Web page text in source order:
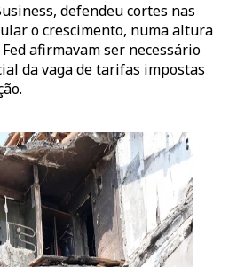
defendeu cortes nas
o crescimento, numa altura
afirmavam ser necessário
da vaga de tarifas impostas